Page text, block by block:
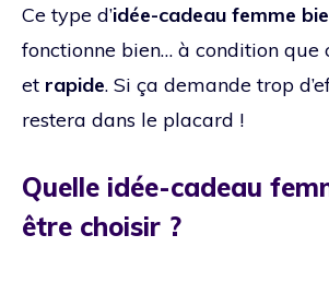
Ce type d’idée-cadeau femme
fonctionne bien… à condition que
et rapide. Si ça demande trop
restera dans le placard !
Quelle idée-cadeau
être choisir ?